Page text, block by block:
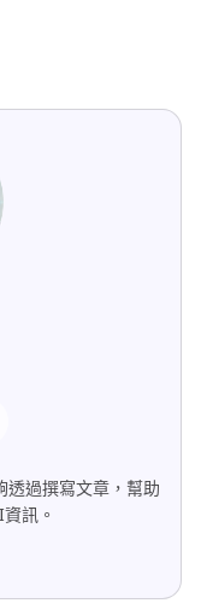
透過撰寫文章，幫助
訊。